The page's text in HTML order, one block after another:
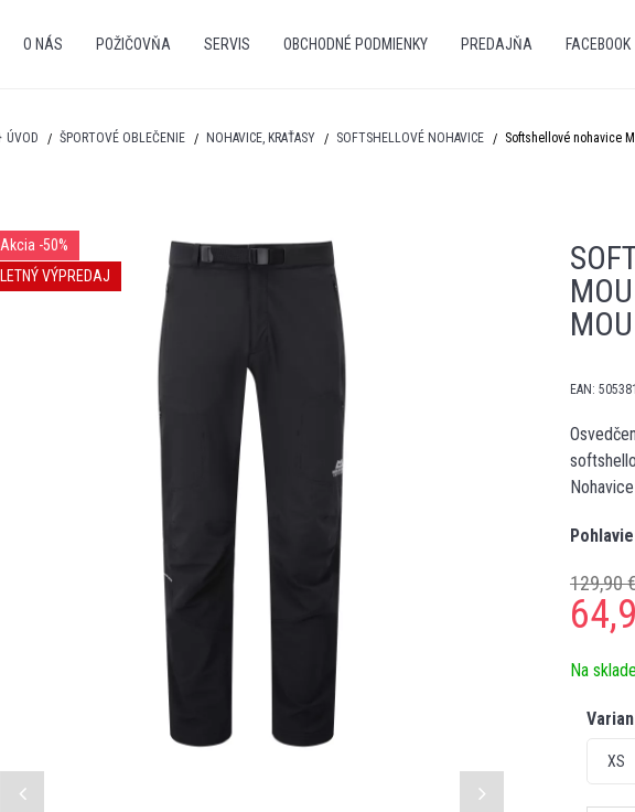
O NÁS POŽIČOVŇA SERVIS OBCHODNÉ PODMIENKY PREDAJŇA FACEBOOK
ÚVOD ŠPORTOVÉ OBLEČENIE NOHAVICE, KRAŤASY SOFTSHELLOVÉ NOHAVICE Softshellové nohavice
Akcia -50%
LETNÝ VÝPREDAJ
EAN:
Pohlavie
129,90
Na
XS